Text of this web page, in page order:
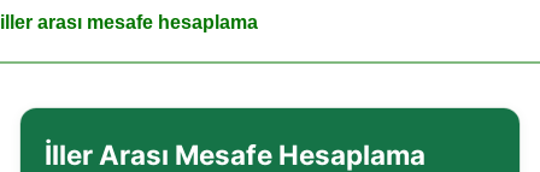
iller arası mesafe hesaplama
İller Arası Mesafe Hesaplama